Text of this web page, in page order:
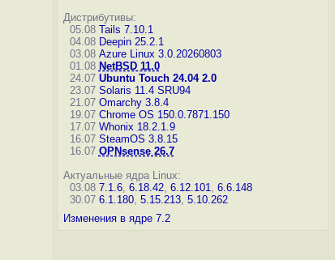
Дистрибутивы:
05.08 Tails 7.10.1
04.08 Deepin 25.2.1
03.08 Azure Linux 3.0.20260803
01.08 NetBSD 11.0
24.07 Ubuntu Touch 24.04 2.0
23.07 Solaris 11.4 SRU94
21.07 Omarchy 3.8.4
19.07 Chrome OS 150.0.7871.150
17.07 Whonix 18.2.1.9
16.07 SteamOS 3.8.15
16.07 OPNsense 26.7
Актуальные ядра Linux:
03.08 7.1.6, 6.18.42, 6.12.101, 6.6.148
30.07 6.1.180, 5.15.213, 5.10.262
Изменения в ядре 7.2